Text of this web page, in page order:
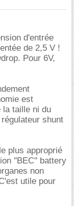
d'entrée
de 2,5 V !
Pour 6V,
est
la taille ni du
shunt
plus approprié
''BEC'' battery
non
utile pour